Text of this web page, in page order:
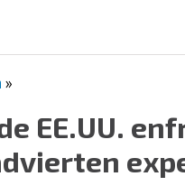
»
EE.UU.